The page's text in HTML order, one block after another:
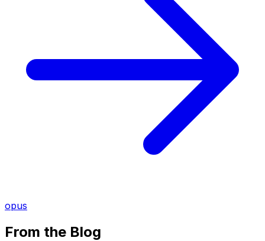
opus
From the Blog